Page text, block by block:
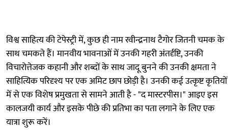
विश्व साहित्य की टेपेस्ट्री में, कुछ ही नाम रवीन्द्रनाथ टैगोर जितनी चमक के
साथ चमकते हैं। मानवीय भावनाओं में उनकी गहरी अंतर्दृष्टि, उनकी
विचारोत्तेजक कहानी और शब्दों के साथ जादू बुनने की उनकी क्षमता ने
साहित्यिक परिदृश्य पर एक अमिट छाप छोड़ी है। उनकी कई उत्कृष्ट कृतियों
में से एक विशेष प्रमुखता से सामने आती है - "द मास्टरपीस।" आइए इस
कालजयी कार्य और इसके पीछे की प्रतिभा का पता लगाने के लिए एक
यात्रा शुरू करें।